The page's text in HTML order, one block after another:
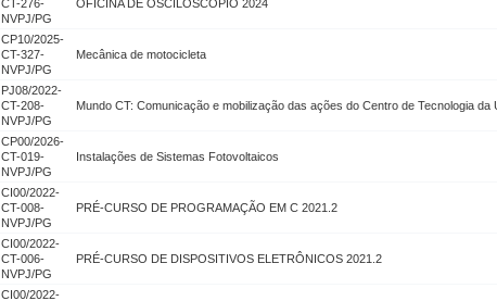
CT-276-
NVPJ/PG
OFICINA DE OSCILOSCÓPIO 2024
CP10/2025-
CT-327-
NVPJ/PG
Mecânica de motocicleta
PJ08/2022-
CT-208-
NVPJ/PG
Mundo CT: Comunicação e mobilização das ações do Centro de Tecnologia da
CP00/2026-
CT-019-
NVPJ/PG
Instalações de Sistemas Fotovoltaicos
CI00/2022-
CT-008-
NVPJ/PG
PRÉ-CURSO DE PROGRAMAÇÃO EM C 2021.2
CI00/2022-
CT-006-
NVPJ/PG
PRÉ-CURSO DE DISPOSITIVOS ELETRÔNICOS 2021.2
CI00/2022-